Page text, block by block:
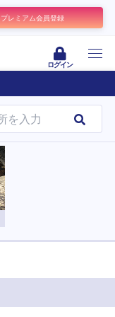
プレミアム会員登録
ログイン